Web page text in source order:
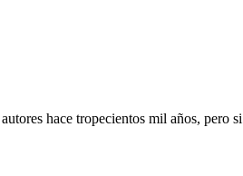
hace tropecientos mil años, pero